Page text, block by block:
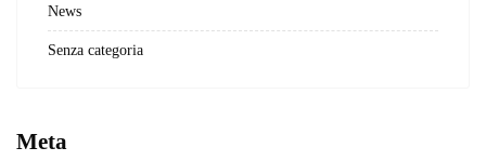
News
Senza categoria
Meta